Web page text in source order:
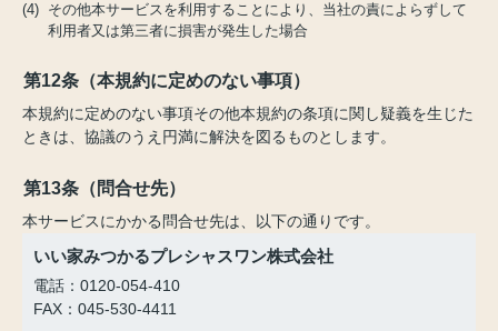
(4) その他本サービスを利用することにより、当社の責によらずして
利用者又は第三者に損害が発生した場合
第12条（本規約に定めのない事項）
本規約に定めのない事項その他本規約の条項に関し疑義を生じた
ときは、協議のうえ円満に解決を図るものとします。
第13条（問合せ先）
本サービスにかかる問合せ先は、以下の通りです。
いい家みつかるプレシャスワン株式会社
電話：0120-054-410
FAX：045-530-4411